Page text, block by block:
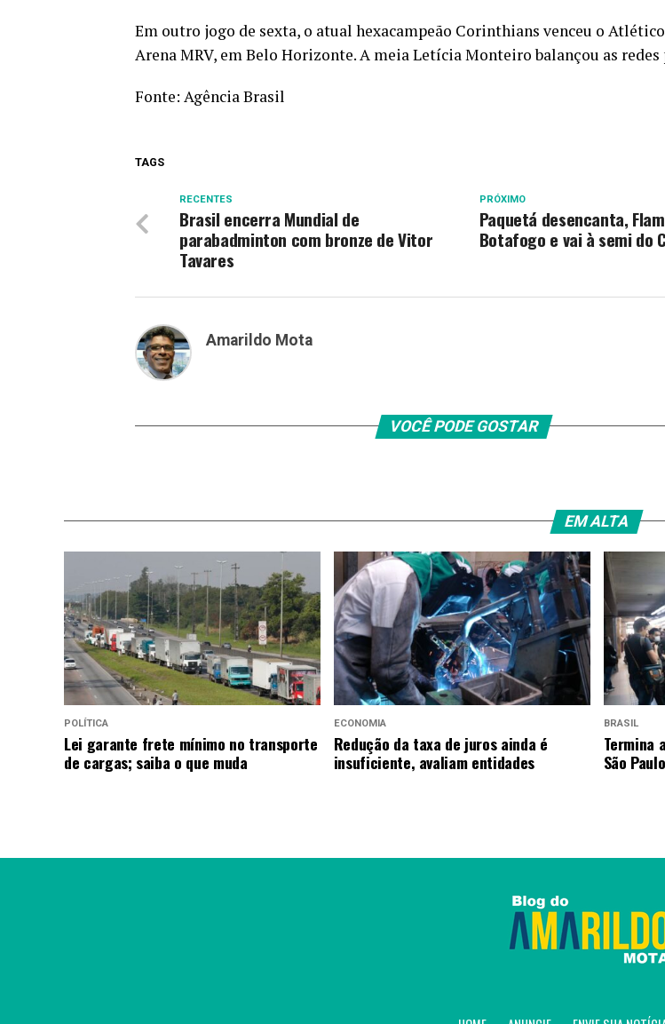
Em outro jogo de sexta, o atual hexacampeão Corinthians venceu o
Arena MRV, em Belo Horizonte. A meia Letícia Monteiro balançou as redes
Fonte: Agência Brasil
TAGS
PRÓXIMO
Paquetá desencanta,
Botafogo e vai à semi do
RECENTES
Brasil encerra Mundial de
parabadminton com bronze de Vitor
Tavares
Amarildo Mota
VOCÊ PODE GOSTAR
EM ALTA
POLÍTICA
Lei garante frete mínimo no transporte
de cargas; saiba o que muda
ECONOMIA
Redução da taxa de juros ainda é
insuficiente, avaliam entidades
BRASIL
Termina
São Paulo